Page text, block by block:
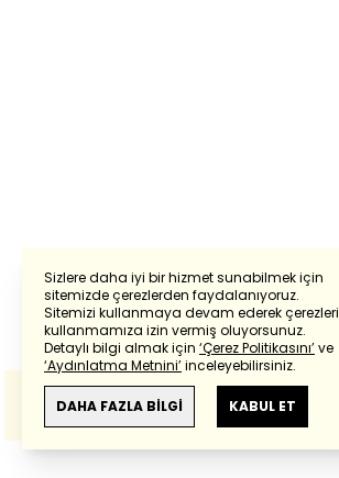
Sizlere daha iyi bir hizmet sunabilmek için
sitemizde çerezlerden faydalanıyoruz.
Sitemizi kullanmaya devam ederek çerezleri
kullanmamıza izin vermiş oluyorsunuz.
Detaylı bilgi almak için ‘Çerez Politikasını’ve
‘Aydınlatma Metnini’inceleyebilirsiniz.
DAHA FAZLA BİLGİ KABUL ET
Powered by Translate
Bu çevirideGoogle Transletekullanılmıştır.
Anlam ve çeviri hatalarından
haberturk.com
sorumlu değildir.